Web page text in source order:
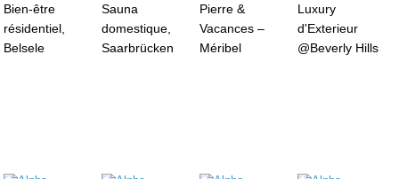
Bien-être
résidentiel,
Belsele
Sauna
domestique,
Saarbrücken
Pierre &
Vacances –
Méribel
Luxury
d'Exterieur
@Beverly Hills